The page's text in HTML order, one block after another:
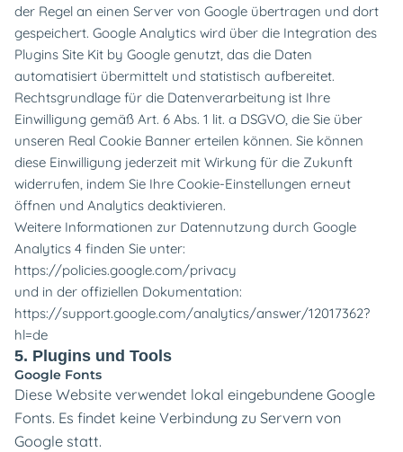
der Regel an einen Server von Google übertragen und dort
gespeichert. Google Analytics wird über die Integration des
Plugins Site Kit by Google genutzt, das die Daten
automatisiert übermittelt und statistisch aufbereitet.
Rechtsgrundlage für die Datenverarbeitung ist Ihre
Einwilligung gemäß Art. 6 Abs. 1 lit. a DSGVO, die Sie über
unseren Real Cookie Banner erteilen können. Sie können
diese Einwilligung jederzeit mit Wirkung für die Zukunft
widerrufen, indem Sie Ihre Cookie-Einstellungen erneut
öffnen und Analytics deaktivieren.
Weitere Informationen zur Datennutzung durch Google
Analytics 4 finden Sie unter:
https://policies.google.com/privacy
und in der offiziellen Dokumentation:
https://support.google.com/analytics/answer/12017362?
hl=de
5. Plugins und Tools
Google Fonts
Diese Website verwendet lokal eingebundene Google
Fonts. Es findet keine Verbindung zu Servern von
Google statt.